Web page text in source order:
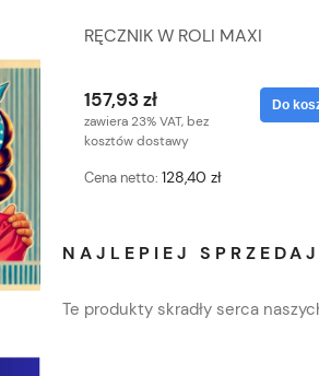
RĘCZNIK W ROLI MAXI
157,93 zł
zawiera 23% VAT, bez
kosztów dostawy
Cena netto: 128,40 zł
Do
NAJLEPIEJ
Te produkty skradły serca